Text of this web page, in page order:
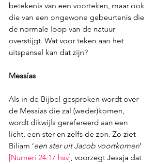
betekenis van een voorteken, maar ook
die van een ongewone gebeurtenis die
de normale loop van de natuur
overstijgt. Wat voor teken aan het
uitspansel kan dat zijn?
Messías
Als in de Bijbel gesproken wordt over
de Messías die zal (weder)komen,
wordt dikwijls gerefereerd aan een
licht, een ster en zelfs de zon. Zo ziet
Biliam ‘een ster uit Jacob voortkomen’
[Numeri 24:17 hsv] , voorzegt Jesaja dat